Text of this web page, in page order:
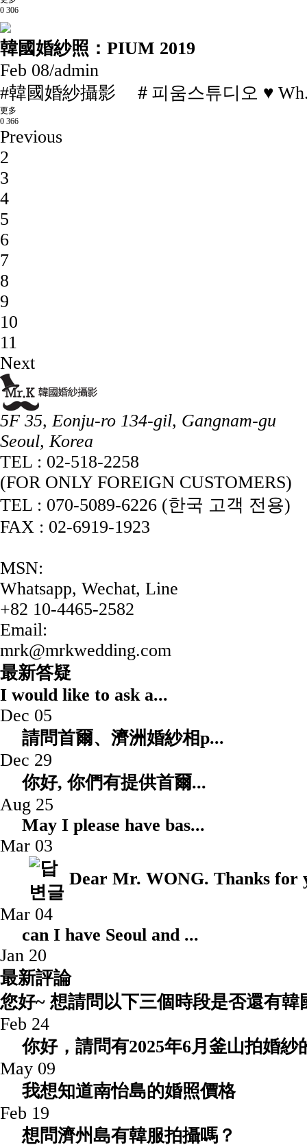
0 306
韓國婚紗照：PIUM 2019
Feb 08/admin
#韓國婚紗攝影 ＃피움스튜디오 ♥
更多
0 366
Previous
2
3
4
5
6
7
8
9
10
11
Next
5F 35, Eonju-ro 134-gil, Gangnam-gu
Seoul, Korea
TEL : 02-518-2258
(FOR ONLY FOREIGN CUSTOMERS)
TEL : 070-5089-6226 (한국 고객 전용)
FAX : 02-6919-1923
MSN:
Whatsapp, Wechat, Line
+82 10-4465-2582
Email:
mrk@mrkwedding.com
最新答疑
I would like to ask
Dec 05
請問首爾、濟洲婚紗
Dec 29
你好, 你們有提供首
Aug 25
May I please have
Mar 03
Dear Mr. WONG. Thanks for
Mar 04
can I have Seoul
Jan 20
最新評論
您好~ 想請問以下三個時段是否還有
Feb 24
你好，請問有2025年6月釜山拍婚
May 09
我想知道南怡島的婚照價格
Feb 19
想問濟州島有韓服拍攝嗎？